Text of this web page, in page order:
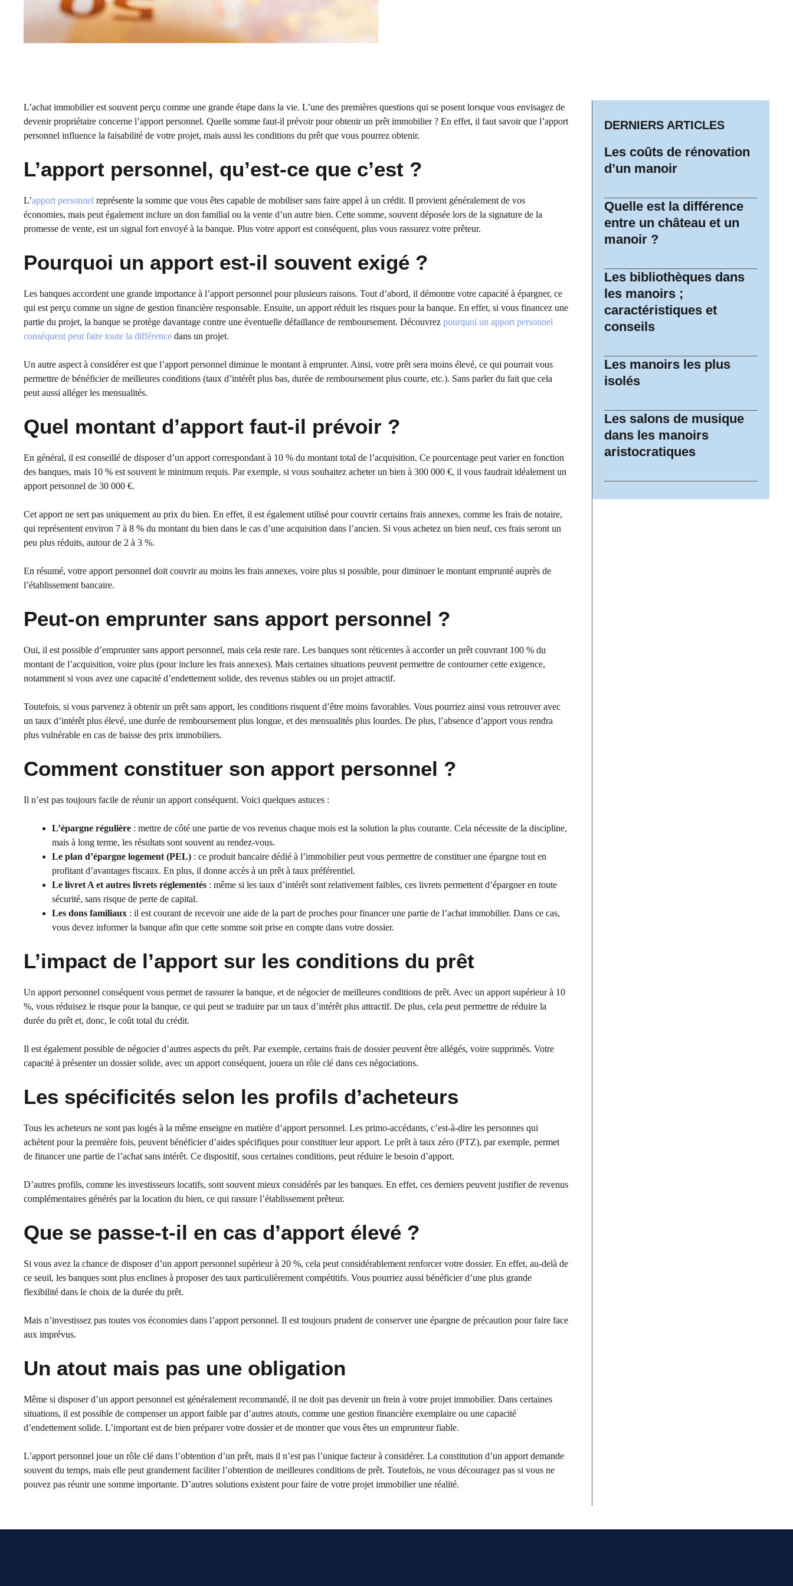
L’achat immobilier est souvent perçu comme une grande étape dans la vie. L’une des premières questions qui se posent lorsque vous envisagez de
devenir propriétaire concerne l’apport personnel. Quelle somme faut-il prévoir pour obtenir un prêt immobilier ? En effet, il faut savoir que l’apport
personnel influence la faisabilité de votre projet, mais aussi les conditions du prêt que vous pourrez obtenir.
L’apport personnel, qu’est-ce que c’est ?
L’apport personnel représente la somme que vous êtes capable de mobiliser sans faire appel à un crédit. Il provient généralement de vos
économies, mais peut également inclure un don familial ou la vente d’un autre bien. Cette somme, souvent déposée lors de la signature de la
promesse de vente, est un signal fort envoyé à la banque. Plus votre apport est conséquent, plus vous rassurez votre prêteur.
Pourquoi un apport est-il souvent exigé ?
Les banques accordent une grande importance à l’apport personnel pour plusieurs raisons. Tout d’abord, il démontre votre capacité à épargner, ce
qui est perçu comme un signe de gestion financière responsable. Ensuite, un apport réduit les risques pour la banque. En effet, si vous financez une
partie du projet, la banque se protège davantage contre une éventuelle défaillance de remboursement. Découvrez pourquoi un apport personnel
conséquent peut faire toute la différence dans un projet.
Un autre aspect à considérer est que l’apport personnel diminue le montant à emprunter. Ainsi, votre prêt sera moins élevé, ce qui pourrait vous
permettre de bénéficier de meilleures conditions (taux d’intérêt plus bas, durée de remboursement plus courte, etc.). Sans parler du fait que cela
peut aussi alléger les mensualités.
Quel montant d’apport faut-il prévoir ?
En général, il est conseillé de disposer d’un apport correspondant à 10 % du montant total de l’acquisition. Ce pourcentage peut varier en fonction
des banques, mais 10 % est souvent le minimum requis. Par exemple, si vous souhaitez acheter un bien à 300 000 €, il vous faudrait idéalement un
apport personnel de 30 000 €.
Cet apport ne sert pas uniquement au prix du bien. En effet, il est également utilisé pour couvrir certains frais annexes, comme les frais de notaire,
qui représentent environ 7 à 8 % du montant du bien dans le cas d’une acquisition dans l’ancien. Si vous achetez un bien neuf, ces frais seront un
peu plus réduits, autour de 2 à 3 %.
En résumé, votre apport personnel doit couvrir au moins les frais annexes, voire plus si possible, pour diminuer le montant emprunté auprès de
l’établissement bancaire.
Peut-on emprunter sans apport personnel ?
Oui, il est possible d’emprunter sans apport personnel, mais cela reste rare. Les banques sont réticentes à accorder un prêt couvrant 100 % du
montant de l’acquisition, voire plus (pour inclure les frais annexes). Mais certaines situations peuvent permettre de contourner cette exigence,
notamment si vous avez une capacité d’endettement solide, des revenus stables ou un projet attractif.
Toutefois, si vous parvenez à obtenir un prêt sans apport, les conditions risquent d’être moins favorables. Vous pourriez ainsi vous retrouver avec
un taux d’intérêt plus élevé, une durée de remboursement plus longue, et des mensualités plus lourdes. De plus, l’absence d’apport vous rendra
plus vulnérable en cas de baisse des prix immobiliers.
Comment constituer son apport personnel ?
Il n’est pas toujours facile de réunir un apport conséquent. Voici quelques astuces :
L’épargne régulière : mettre de côté une partie de vos revenus chaque mois est la solution la plus courante. Cela nécessite de la discipline,
mais à long terme, les résultats sont souvent au rendez-vous.
Le plan d’épargne logement (PEL) : ce produit bancaire dédié à l’immobilier peut vous permettre de constituer une épargne tout en
profitant d’avantages fiscaux. En plus, il donne accès à un prêt à taux préférentiel.
Le livret A et autres livrets réglementés : même si les taux d’intérêt sont relativement faibles, ces livrets permettent d’épargner en toute
sécurité, sans risque de perte de capital.
Les dons familiaux : il est courant de recevoir une aide de la part de proches pour financer une partie de l’achat immobilier. Dans ce cas,
vous devez informer la banque afin que cette somme soit prise en compte dans votre dossier.
L’impact de l’apport sur les conditions du prêt
Un apport personnel conséquent vous permet de rassurer la banque, et de négocier de meilleures conditions de prêt. Avec un apport supérieur à 10
%, vous réduisez le risque pour la banque, ce qui peut se traduire par un taux d’intérêt plus attractif. De plus, cela peut permettre de réduire la
durée du prêt et, donc, le coût total du crédit.
Il est également possible de négocier d’autres aspects du prêt. Par exemple, certains frais de dossier peuvent être allégés, voire supprimés. Votre
capacité à présenter un dossier solide, avec un apport conséquent, jouera un rôle clé dans ces négociations.
Les spécificités selon les profils d’acheteurs
Tous les acheteurs ne sont pas logés à la même enseigne en matière d’apport personnel. Les primo-accédants, c’est-à-dire les personnes qui
achètent pour la première fois, peuvent bénéficier d’aides spécifiques pour constituer leur apport. Le prêt à taux zéro (PTZ), par exemple, permet
de financer une partie de l’achat sans intérêt. Ce dispositif, sous certaines conditions, peut réduire le besoin d’apport.
D’autres profils, comme les investisseurs locatifs, sont souvent mieux considérés par les banques. En effet, ces derniers peuvent justifier de revenus
complémentaires générés par la location du bien, ce qui rassure l’établissement prêteur.
Que se passe-t-il en cas d’apport élevé ?
Si vous avez la chance de disposer d’un apport personnel supérieur à 20 %, cela peut considérablement renforcer votre dossier. En effet, au-delà de
ce seuil, les banques sont plus enclines à proposer des taux particulièrement compétitifs. Vous pourriez aussi bénéficier d’une plus grande
flexibilité dans le choix de la durée du prêt.
Mais n’investissez pas toutes vos économies dans l’apport personnel. Il est toujours prudent de conserver une épargne de précaution pour faire face
aux imprévus.
Un atout mais pas une obligation
Même si disposer d’un apport personnel est généralement recommandé, il ne doit pas devenir un frein à votre projet immobilier. Dans certaines
situations, il est possible de compenser un apport faible par d’autres atouts, comme une gestion financière exemplaire ou une capacité
d’endettement solide. L’important est de bien préparer votre dossier et de montrer que vous êtes un emprunteur fiable.
L’apport personnel joue un rôle clé dans l’obtention d’un prêt, mais il n’est pas l’unique facteur à considérer. La constitution d’un apport demande
souvent du temps, mais elle peut grandement faciliter l’obtention de meilleures conditions de prêt. Toutefois, ne vous découragez pas si vous ne
pouvez pas réunir une somme importante. D’autres solutions existent pour faire de votre projet immobilier une réalité.
DERNIERS ARTICLES
Les coûts de rénovation
d’un manoir
Quelle est la différence
entre un château et un
manoir ?
Les bibliothèques dans
les manoirs ;
caractéristiques et
conseils
Les manoirs les plus
isolés
Les salons de musique
dans les manoirs
aristocratiques